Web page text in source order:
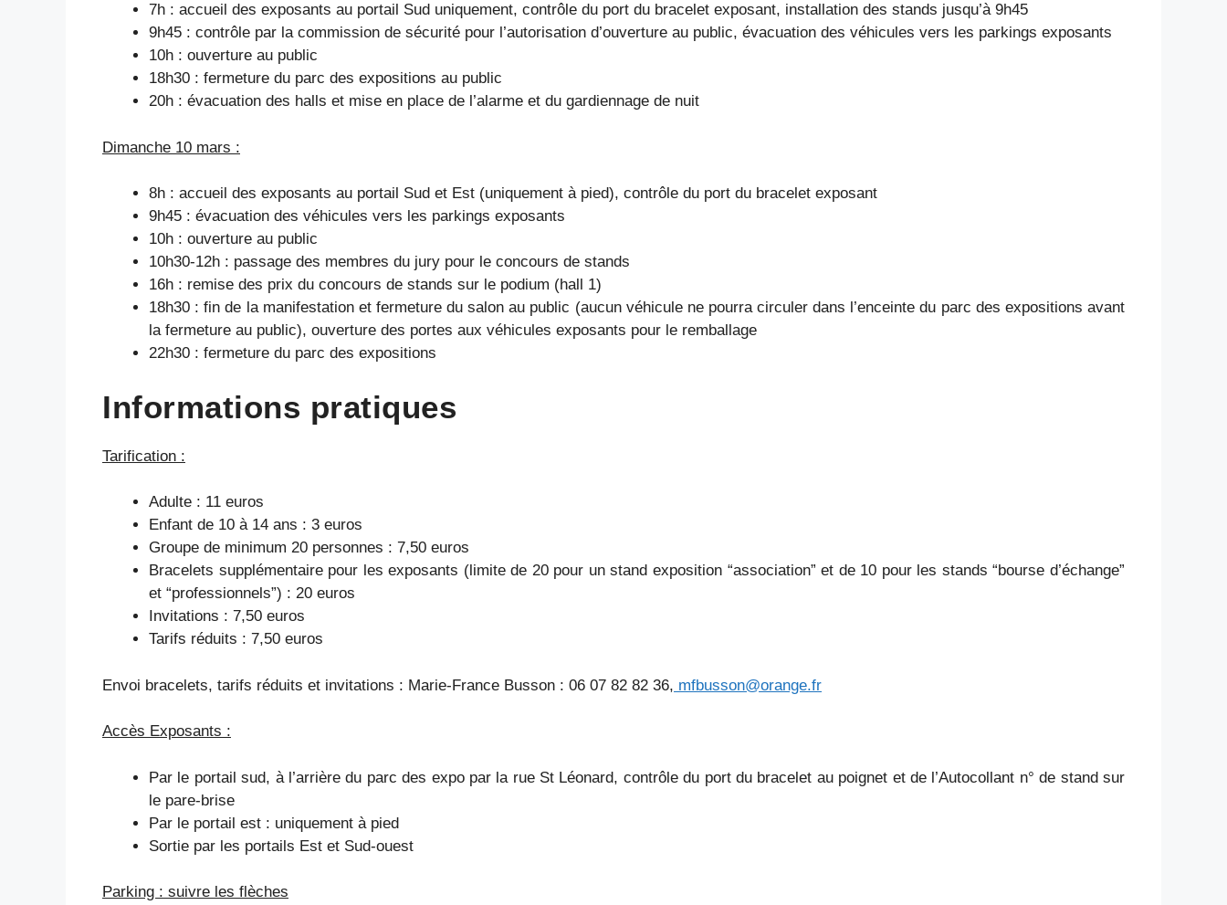
7h : accueil des exposants au portail Sud uniquement, contrôle du port du bracelet exposant, installation des stands jusqu’à 9h45
9h45 : contrôle par la commission de sécurité pour l’autorisation d’ouverture au public, évacuation des véhicules vers les parkings exposants
10h : ouverture au public
18h30 : fermeture du parc des expositions au public
20h : évacuation des halls et mise en place de l’alarme et du gardiennage de nuit
Dimanche 10 mars :
8h : accueil des exposants au portail Sud et Est (uniquement à pied), contrôle du port du bracelet exposant
9h45 : évacuation des véhicules vers les parkings exposants
10h : ouverture au public
10h30-12h : passage des membres du jury pour le concours de stands
16h : remise des prix du concours de stands sur le podium (hall 1)
18h30 : fin de la manifestation et fermeture du salon au public (aucun véhicule ne pourra circuler dans l’enceinte du parc des expositions avant
la fermeture au public), ouverture des portes aux véhicules exposants pour le remballage
22h30 : fermeture du parc des expositions
Informations pratiques
Tarification :
Adulte : 11 euros
Enfant de 10 à 14 ans : 3 euros
Groupe de minimum 20 personnes : 7,50 euros
Bracelets supplémentaire pour les exposants (limite de 20 pour un stand exposition “association” et de 10 pour les stands “bourse d’échange”
et “professionnels”) : 20 euros
Invitations : 7,50 euros
Tarifs réduits : 7,50 euros
Envoi bracelets, tarifs réduits et invitations : Marie-France Busson : 06 07 82 82 36, mfbusson@orange.fr
Accès Exposants :
Par le portail sud, à l’arrière du parc des expo par la rue St Léonard, contrôle du port du bracelet au poignet et de l’Autocollant n° de stand sur
le pare-brise
Par le portail est : uniquement à pied
Sortie par les portails Est et Sud-ouest
Parking : suivre les flèches